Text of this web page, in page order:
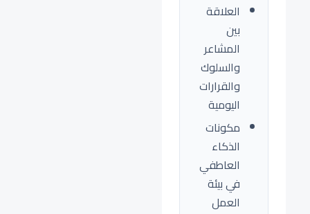
العلاقة
بين
المشاعر
والسلوك
والقرارات
اليومية
مكونات
الذكاء
العاطفي
في بيئة
العمل